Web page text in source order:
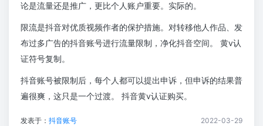
论是流量还是推广，更比个人账户重要。实际的。
限流是抖音对优质视频作者的保护措施。对转移他人作品、发
布过多广告的抖音账号进行流量限制，净化抖音空间。 黄v认
证符号复制。
抖音账号被限制后，每个人都可以提出申诉，但申诉的结果普
遍很爽，这只是一个过渡。 抖音黄v认证购买。
发表于： 抖音账号 2022-03-29